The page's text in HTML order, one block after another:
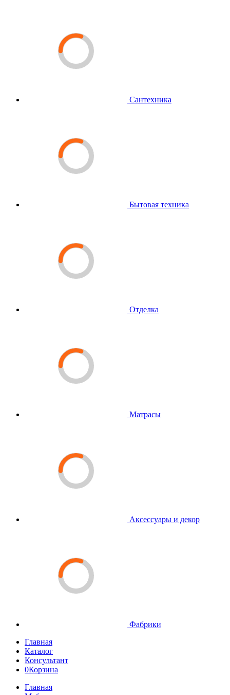
Сантехника
Бытовая техника
Отделка
Матрасы
Аксессуары и декор
Фабрики
Главная
Каталог
Консультант
0Корзина
Главная